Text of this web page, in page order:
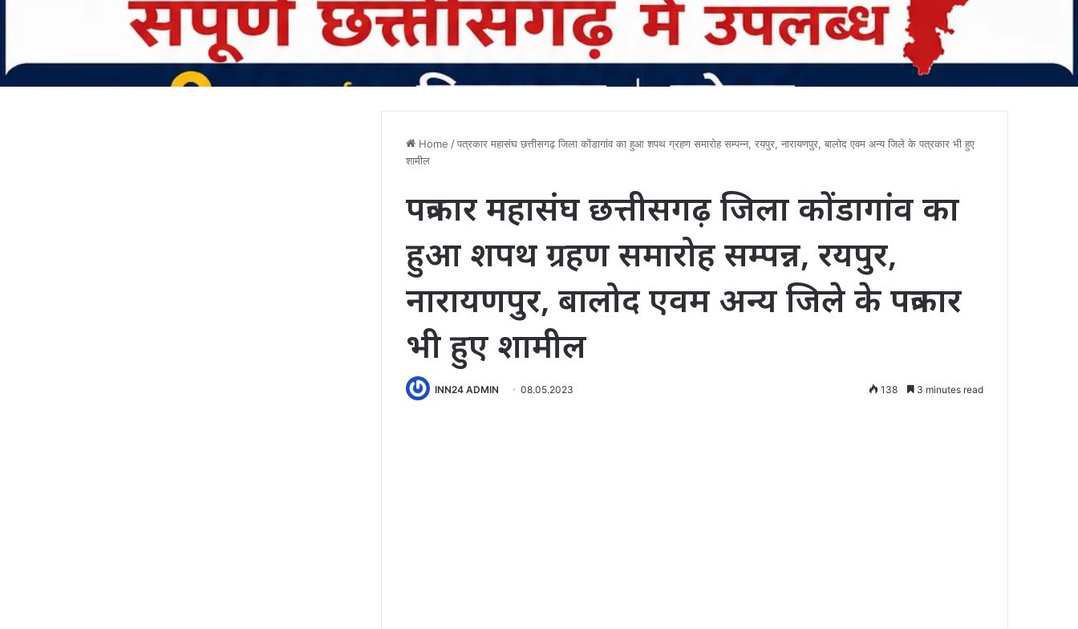
Home /पत्रकार महासंघ छत्तीसगढ़ जिला कोंडागांव का हुआ शपथ ग्रहण समारोह सम्पन्न, रयपुर, नारायणपुर, बालोद एवम अन्य जिले के पत्रकार भी हुए
शामील
पत्रकार महासंघ छत्तीसगढ़ जिला कोंडागांव का
हुआ शपथ ग्रहण समारोह सम्पन्न, रयपुर,
नारायणपुर, बालोद एवम अन्य जिले के पत्रकार
भी हुए शामील
INN24 ADMIN 08.05.2023 138 3 minutes read